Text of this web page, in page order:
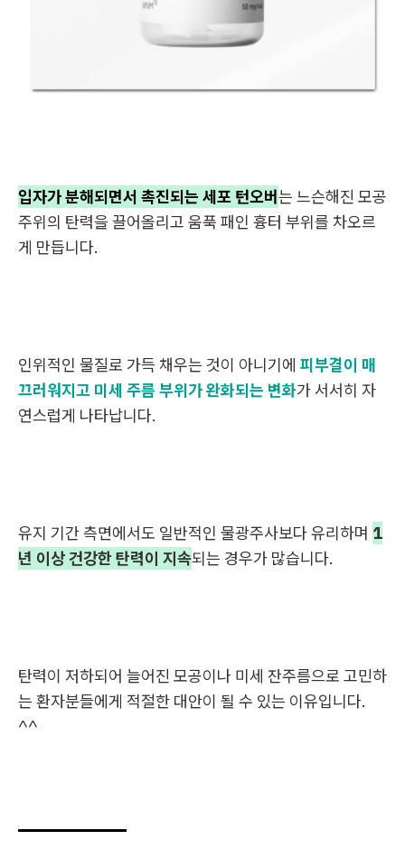
입자가 분해되면서 촉진되는 세포 턴오버는 느슨해진 모공
주위의 탄력을 끌어올리고 움푹 패인 흉터 부위를 차오르
게 만듭니다.
인위적인 물질로 가득 채우는 것이 아니기에 피부결이 매
끄러워지고 미세 주름 부위가 완화되는 변화가 서서히 자
연스럽게 나타납니다.
유지 기간 측면에서도 일반적인 물광주사보다 유리하며 1
년 이상 건강한 탄력이 지속되는 경우가 많습니다.
탄력이 저하되어 늘어진 모공이나 미세 잔주름으로 고민하
는 환자분들에게 적절한 대안이 될 수 있는 이유입니다.
^^